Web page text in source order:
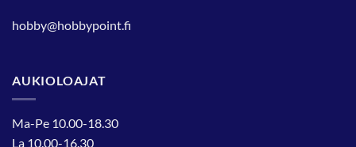
hobby@hobbypoint.fi
AUKIOLOAJAT
Ma-Pe 10.00-18.30
La 10.00-16.30